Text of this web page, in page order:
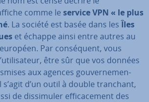
comme le service VPN « le plus
. La société est basée dans lesÎles
et échappe ainsi entre autres au
Par con­sé­quent, vous
être sûr que vos données
aux agences gou­ver­ne­men­
d’un outil à double tranchant,
de dis­si­mu­ler ef­fi­ca­ce­ment des